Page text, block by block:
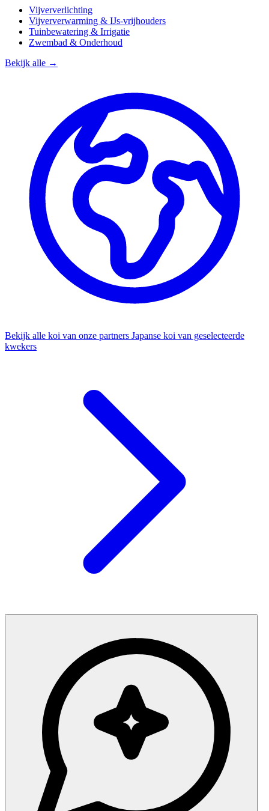
Vijververlichting
Vijververwarming & IJs-vrijhouders
Tuinbewatering & Irrigatie
Zwembad & Onderhoud
Bekijk alle →
Bekijk alle koi van onze partners Japanse koi van geselecteerde
kwekers